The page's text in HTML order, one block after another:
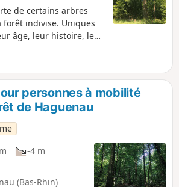
de certains arbres
forêt indivise. Uniques
âge, leur histoire, leur
naturel et culturel de la
qui ils donnent son
personnes à mobilité
de Haguenau
-4 m
(Bas-Rhin)